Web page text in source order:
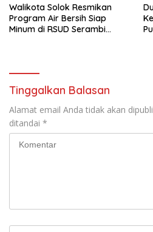
Walikota Solok Resmikan
Program Air Bersih Siap
Minum di RSUD Serambi
Tinggalkan Balasan
Alamat email Anda tidak akan
ditandai *